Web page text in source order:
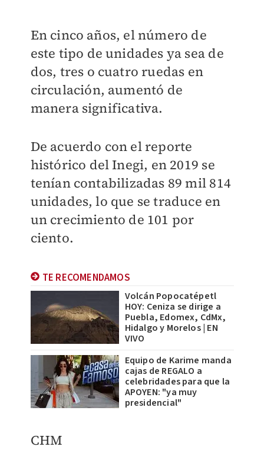
En cinco años, el número de
este tipo de unidades ya sea de
dos, tres o cuatro ruedas en
circulación, aumentó de
manera significativa.
De acuerdo con el reporte
histórico del Inegi, en 2019 se
tenían contabilizadas 89 mil 814
unidades, lo que se traduce en
un crecimiento de 101 por
ciento.
TE RECOMENDAMOS
Volcán Popocatépetl
HOY: Ceniza se dirige a
Puebla, Edomex, CdMx,
Hidalgo y Morelos | EN
VIVO
Equipo de Karime manda
cajas de REGALO a
celebridades para que la
APOYEN: "ya muy
presidencial"
CHM